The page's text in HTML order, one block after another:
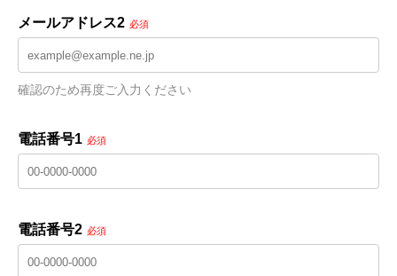
メールアドレス2 必須
確認のため再度ご入力ください
電話番号1 必須
電話番号2 必須